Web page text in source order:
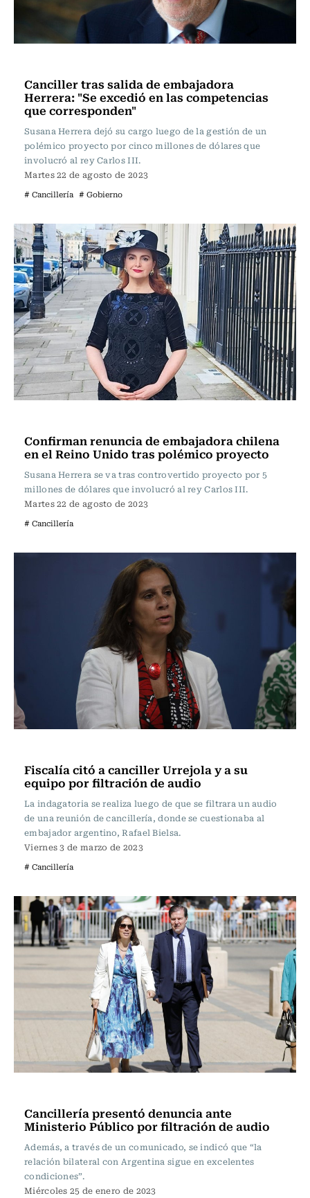
Canciller tras salida de embajadora
Herrera: "Se excedió en las competencias
que corresponden"
Susana Herrera dejó su cargo luego de la gestión de un
polémico proyecto por cinco millones de dólares que
involucró al rey Carlos III.
Martes 22 de agosto de 2023
# Cancillería # Gobierno
Confirman renuncia de embajadora chilena
en el Reino Unido tras polémico proyecto
Susana Herrera se va tras controvertido proyecto por 5
millones de dólares que involucró al rey Carlos III.
Martes 22 de agosto de 2023
# Cancillería
Fiscalía citó a canciller Urrejola y a su
equipo por filtración de audio
La indagatoria se realiza luego de que se filtrara un audio
de una reunión de cancillería, donde se cuestionaba al
embajador argentino, Rafael Bielsa.
Viernes 3 de marzo de 2023
# Cancillería
Cancillería presentó denuncia ante
Ministerio Público por filtración de audio
Además, a través de un comunicado, se indicó que “la
relación bilateral con Argentina sigue en excelentes
condiciones”.
Miércoles 25 de enero de 2023